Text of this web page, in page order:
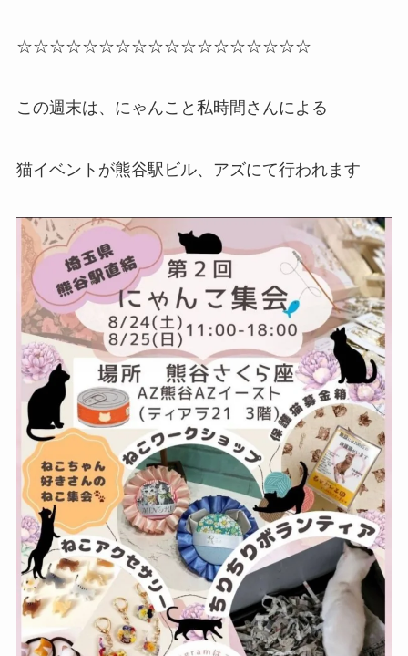
☆☆☆☆☆☆☆☆☆☆☆☆☆☆☆☆☆☆
この週末は、にゃんこと私時間さんによる
猫イベントが熊谷駅ビル、アズにて行われます